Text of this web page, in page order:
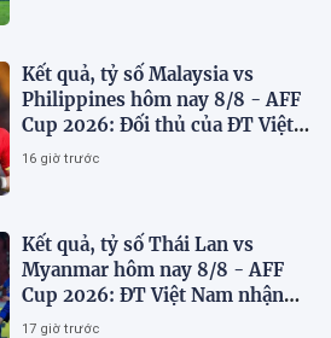
Kết quả, tỷ số Malaysia vs
Philippines hôm nay 8/8 - AFF
Cup 2026: Đối thủ của ĐT Việt
Nam lộ diện
16 giờ trước
Kết quả, tỷ số Thái Lan vs
Myanmar hôm nay 8/8 - AFF
Cup 2026: ĐT Việt Nam nhận
tin vui
17 giờ trước